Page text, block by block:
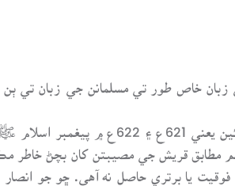
ٿي. ان کان بعد عربي زبان خاص طور تي مسلمانن جي
”انصار“ مديني جي انهن مسلمانن کي چيو
مطابق قريش جي مصيبتن کان بچڻ خاطر
يا برتري حاصل نه آهي. ڇو جو انصار